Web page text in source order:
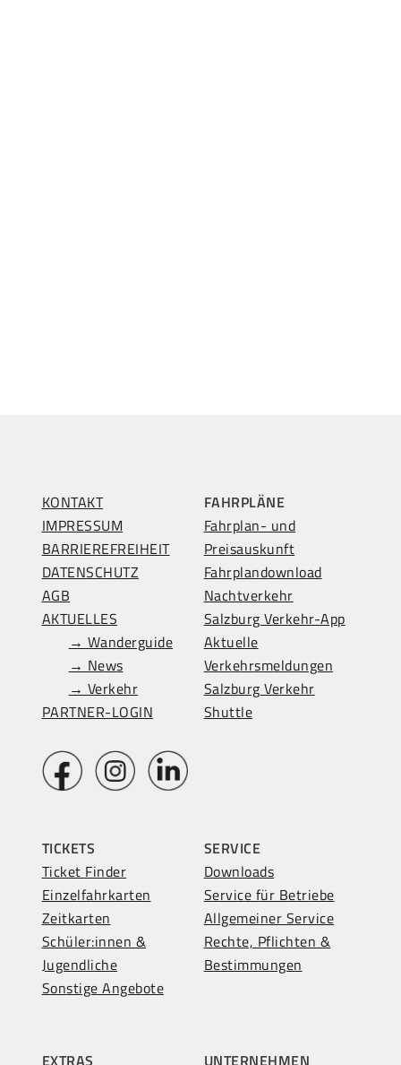
KONTAKT
IMPRESSUM
BARRIEREFREIHEIT
DATENSCHUTZ
AGB
AKTUELLES
→ Wanderguide
→ News
→ Verkehr
PARTNER-LOGIN
FAHRPLÄNE
Fahrplan- und
Preisauskunft
Fahrplandownload
Nachtverkehr
Salzburg Verkehr-App
Aktuelle
Verkehrsmeldungen
Salzburg Verkehr
Shuttle
TICKETS
Ticket Finder
Einzelfahrkarten
Zeitkarten
Schüler:innen &
Jugendliche
Sonstige Angebote
SERVICE
Downloads
Service für Betriebe
Allgemeiner Service
Rechte, Pflichten &
Bestimmungen
EXTRAS UNTERNEHMEN